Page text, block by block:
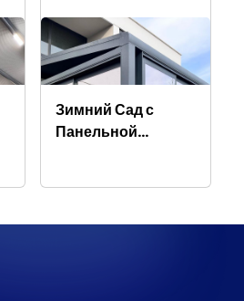
Зимний Сад с
Панельной